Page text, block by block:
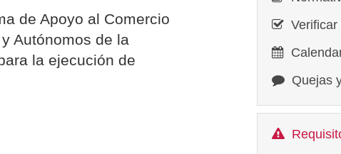
de Apoyo al Comercio
Autónomos de la
la ejecución de
Quejas